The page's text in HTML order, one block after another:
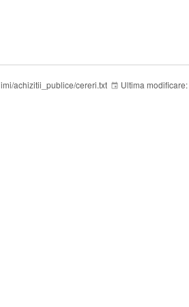
imi/achizitii_publice/cereri.txt Ultima modificare: